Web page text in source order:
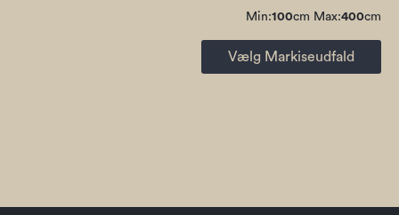
Min:100cm Max:400cm
Vælg Markiseudfald